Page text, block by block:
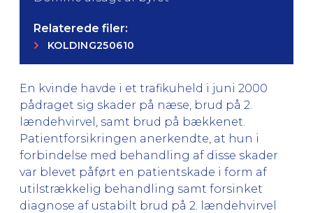
Relaterede filer:
KOLDING250610
En kvinde havde i et trafikuheld i juni 2000
pådraget sig skader på næse, brud på 2.
lændehvirvel, samt brud på bækkenet.
Patientforsikringen anerkendte, at hun i
forbindelse med behandling af disse skader
var blevet påført en patientskade i form af
utilstrækkelig behandling samt forsinket
diagnose af ustabilt brud på 2. lændehvirvel